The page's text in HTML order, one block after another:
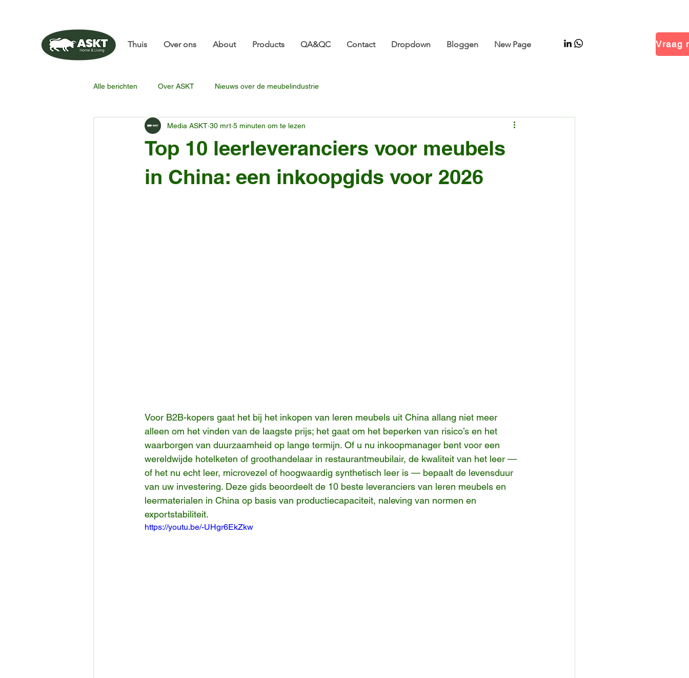
Thuis Over ons About Products QA&QC Contact Dropdown Bloggen New Page
Alle berichten Over ASKT Nieuws over de meubelindustrie
Top 10 leerleveranciers voor meubels
in China: een inkoopgids voor 2026
Media ASKT 30 mrt 5 minuten om te lezen
Voor B2B-kopers gaat het bij het inkopen van leren meubels uit China allang niet meer
alleen om het vinden van de laagste prijs; het gaat om het beperken van risico’s en het
waarborgen van duurzaamheid op lange termijn. Of u nu inkoopmanager bent voor een
wereldwijde hotelketen of groothandelaar in restaurantmeubilair, de kwaliteit van het leer —
of het nu echt leer, microvezel of hoogwaardig synthetisch leer is — bepaalt de levensduur
van uw investering. Deze gids beoordeelt de 10 beste leveranciers van leren meubels en
leermaterialen in China op basis van productiecapaciteit, naleving van normen en
exportstabiliteit.
https://youtu.be/-UHgr6EkZkw